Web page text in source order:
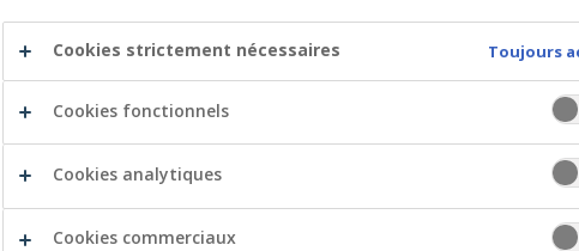
Cookies strictement nécessaires Toujours
Cookies fonctionnels
Cookies analytiques
Cookies commerciaux